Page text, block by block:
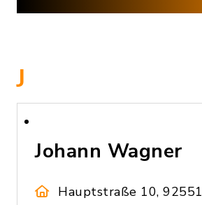
J
Johann Wagner
Hauptstraße 10, 92551